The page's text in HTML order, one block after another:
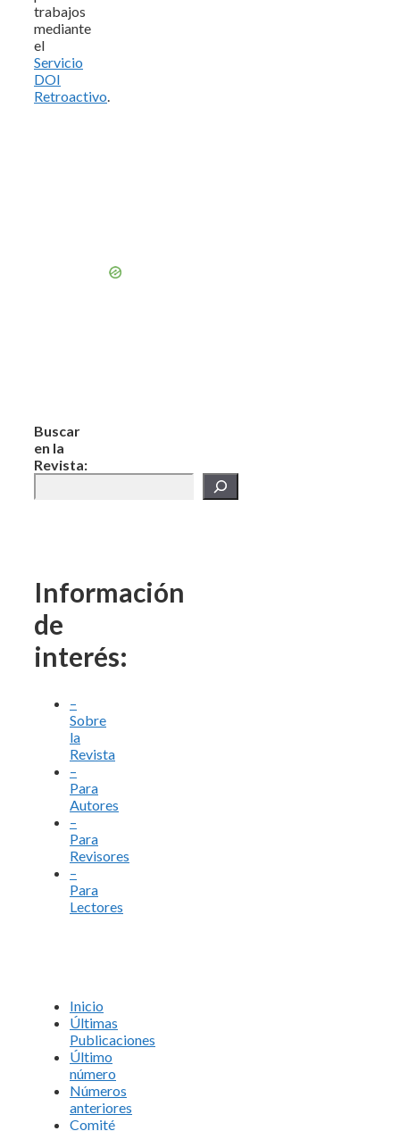
trabajos
mediante
el
Servicio
DOI
Retroactivo.
Buscar
en la
Revista:
Información
de
interés:
–
Sobre
la
Revista
–
Para
Autores
–
Para
Revisores
–
Para
Lectores
Inicio
Últimas
Publicaciones
Último
número
Números
anteriores
Comité